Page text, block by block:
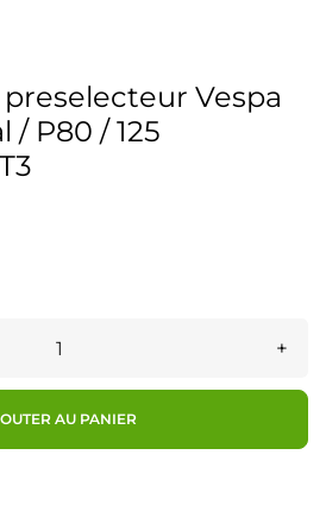
Vespa
/ P80 / 125
+
AU PANIER